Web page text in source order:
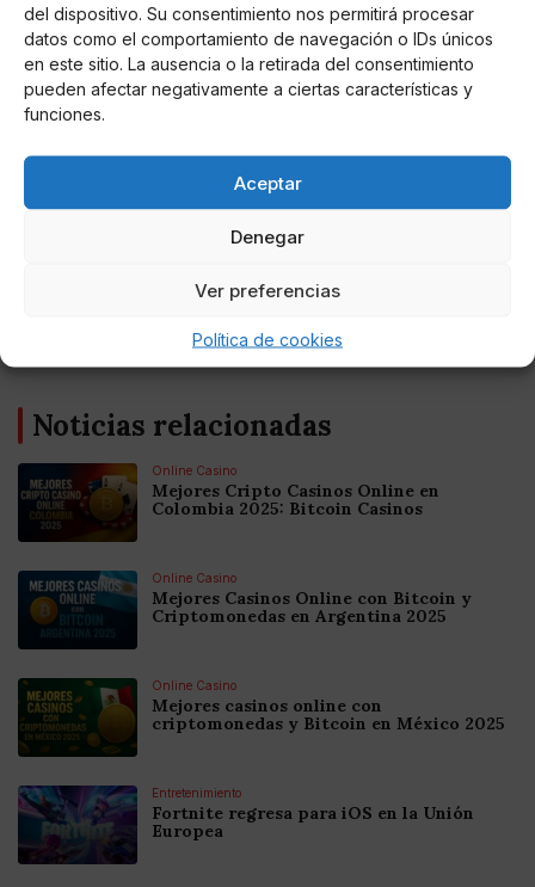
del dispositivo. Su consentimiento nos permitirá procesar
datos como el comportamiento de navegación o IDs únicos
en este sitio. La ausencia o la retirada del consentimiento
pueden afectar negativamente a ciertas características y
funciones.
Aceptar
Denegar
Ver preferencias
Política de cookies
El Gobierno encarrila la legislatura con sus
El Ejecutivo acuerda una cuota de catalán en plataformas
digitales regulada por la nueva Ley Audiovisual.
Noticias relacionadas
Online Casino
Mejores Cripto Casinos Online en
Colombia 2025: Bitcoin Casinos
Online Casino
Mejores Casinos Online con Bitcoin y
Criptomonedas en Argentina 2025
Online Casino
Mejores casinos online con
criptomonedas y Bitcoin en México 2025
Entretenimiento
Fortnite regresa para iOS en la Unión
Europea